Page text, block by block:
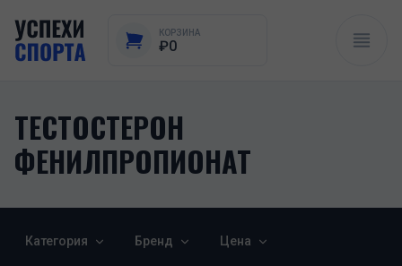
КОРЗИНА
₽0
ТЕСТОСТЕРОН
ФЕНИЛПРОПИОНАТ
Категория Бренд Цена